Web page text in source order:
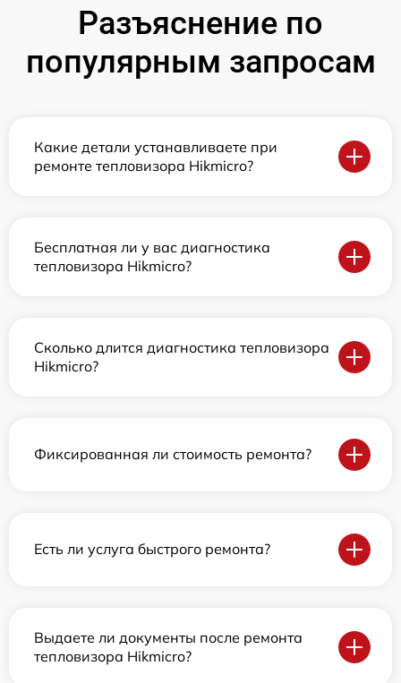
Разъяснение по
популярным запросам
Какие детали устанавливаете при
ремонте тепловизора Hikmicro?
Бесплатная ли у вас диагностика
тепловизора Hikmicro?
Сколько длится диагностика тепловизора
Hikmicro?
Фиксированная ли стоимость ремонта?
Есть ли услуга быстрого ремонта?
Выдаете ли документы после ремонта
тепловизора Hikmicro?